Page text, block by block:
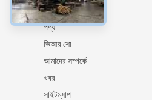
বাড়ি
পণ্য
ভিআর শো
আমাদের সম্পর্কে
খবর
সাইটম্যাপ